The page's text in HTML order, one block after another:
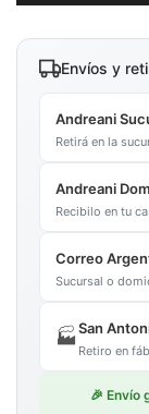
Envíos y
Andreani
Retirá en la
Andreani
Recibilo en tu
Correo
Sucursal o
🏭San
Retiro en
🎉 Envío